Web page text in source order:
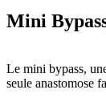
Mini
Le mini bypass,
seule anastomose